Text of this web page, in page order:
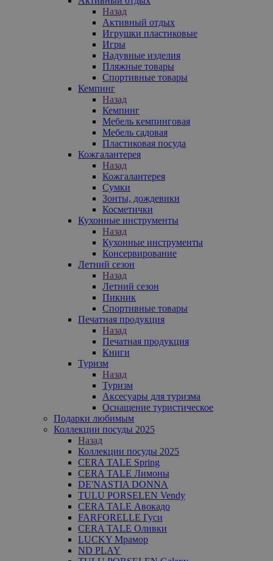
Назад
Активный отдых
Игрушки пластиковые
Игры
Надувные изделия
Пляжные товары
Спортивные товары
Кемпинг
Назад
Кемпинг
Мебель кемпинговая
Мебель садовая
Пластиковая посуда
Кожгалантерея
Назад
Кожгалантерея
Сумки
Зонты, дождевики
Косметички
Кухонные инструменты
Назад
Кухонные инструменты
Консервирование
Летний сезон
Назад
Летний сезон
Пикник
Спортивные товары
Печатная продукция
Назад
Печатная продукция
Книги
Туризм
Назад
Туризм
Аксесуары для туризма
Оснащение туристическое
Подарки любимым
Коллекции посуды 2025
Назад
Коллекции посуды 2025
CERA TALE Spring
CERA TALE Лимоны
DE'NASTIA DONNA
TULU PORSELEN Vendy
CERA TALE Авокадо
FARFORELLE Гуси
CERA TALE Оливки
LUCKY Мрамор
ND PLAY